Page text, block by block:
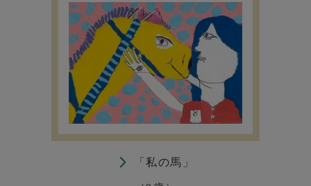
「私の馬」